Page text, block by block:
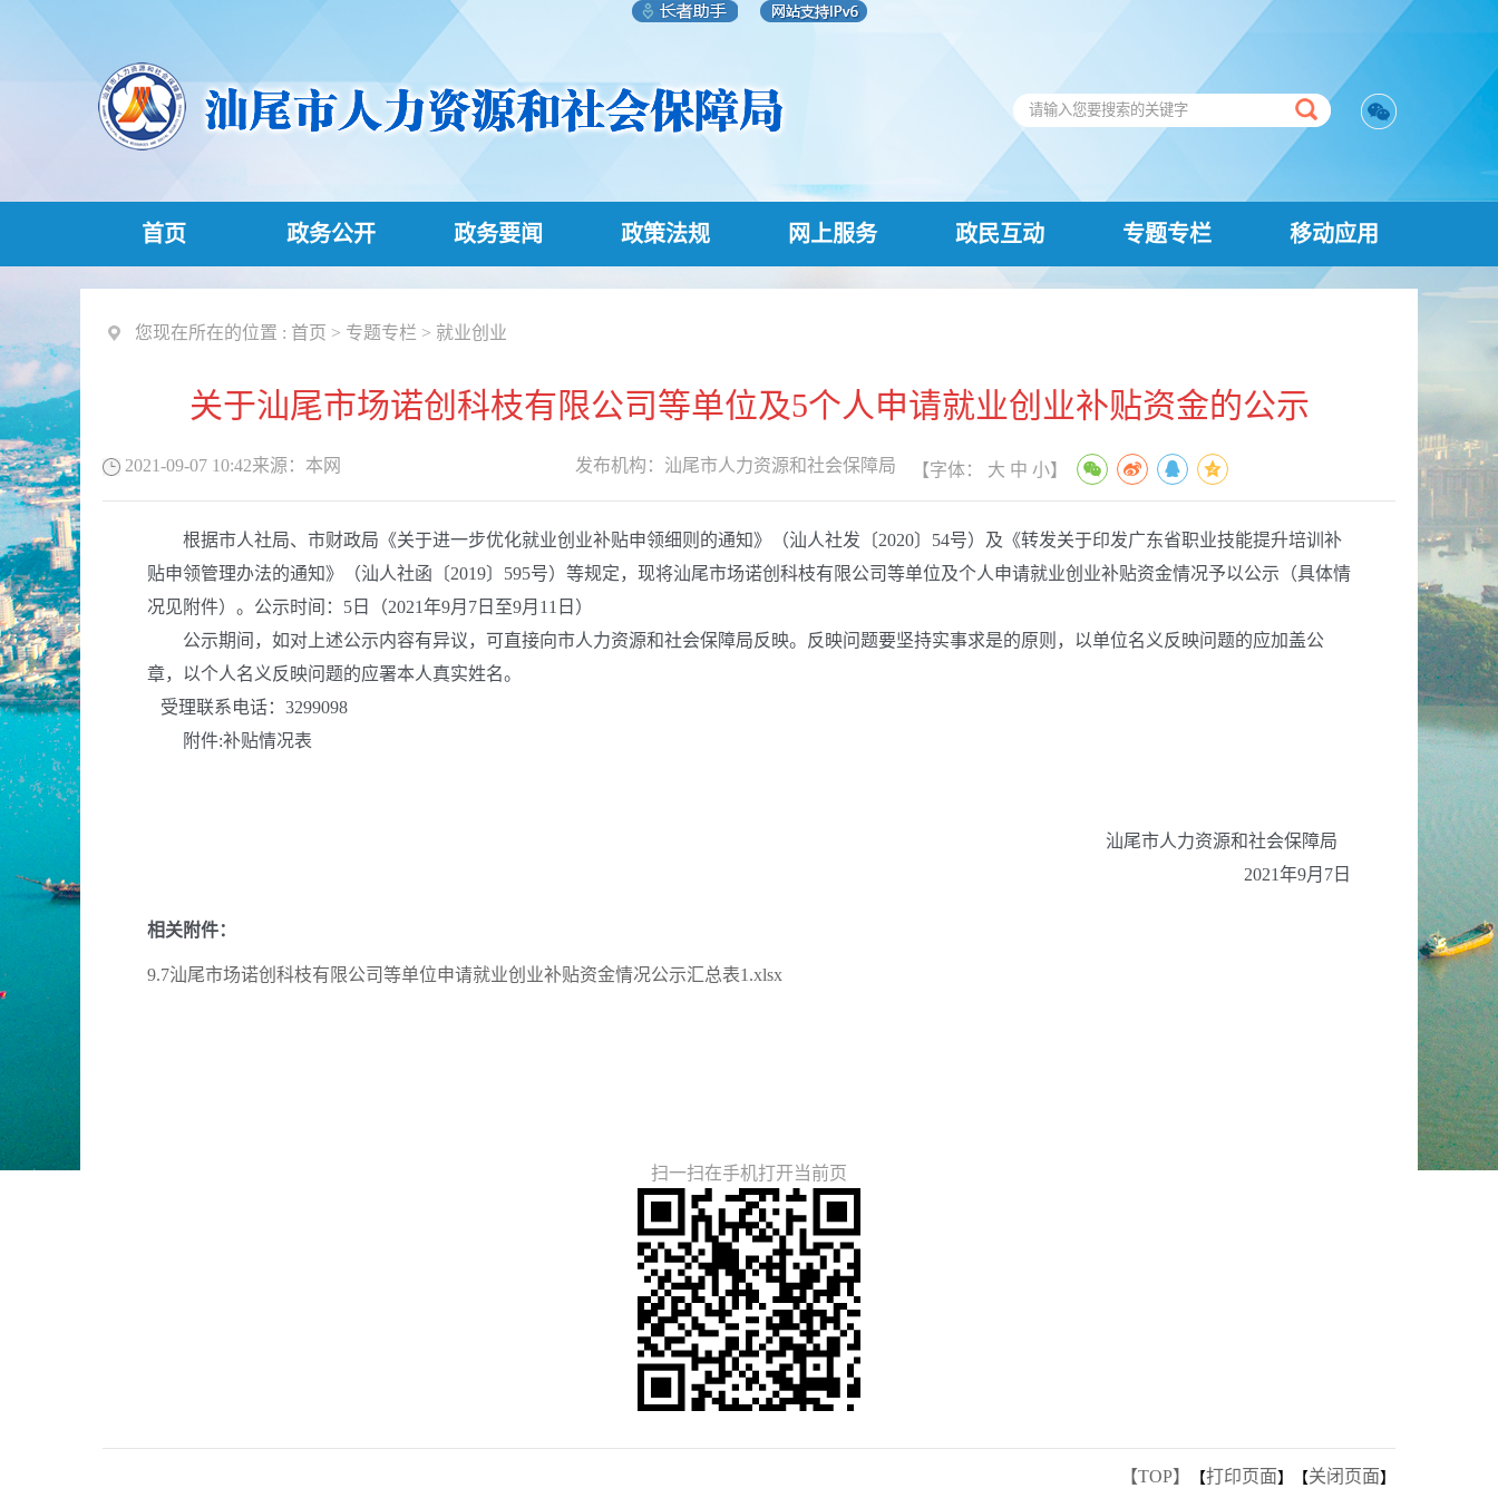
首页 政务公开 政务要闻 政策法规 网上服务 政民互动 专题专栏 移动应用
您现在所在的位置 : 首页 > 专题专栏 > 就业创业
关于汕尾市场诺创科枝有限公司等单位及5个人申请就业创业补贴资金的公示
2021-09-07 10:42来源： 本网 发布机构： 汕尾市人力资源和社会保障局 【字体： 大 中 小】
根据市人社局、市财政局《关于进一步优化就业创业补贴申领细则 的通知》（汕人社发 〔2020〕 54号）
及《转发关于印发广东省职业技能提升培训补
贴申领管理办法的通知》（汕人社函 〔2019〕 595号） 等规定， 现将汕尾市场诺创科枝有限公司等单位及个人申请就业创业补贴资金情况予以公示（具体情
况见附件） 。公示时间： 5 日（2021年9月 7 日至9月 11 日）
公示期间，如对上述公示内容有异议，可直接向市人力资源和社会保障局反映。反映问题要坚持实事求是的原则，以单位名义反映问题的应加盖公
章，以个人名义反映问题的应署本人真实姓名。
受理联系电话： 3299098
附件:补贴情况表
汕尾市人力资源和社会保障局
2021年9月 7 日
相关附件：
9.7汕尾市场诺创科枝有限公司等单位申请就业创业补贴资金情况公示汇总表1.xlsx
扫一扫在手机打开当前页
【TOP】 【打印页面】【关闭页面】